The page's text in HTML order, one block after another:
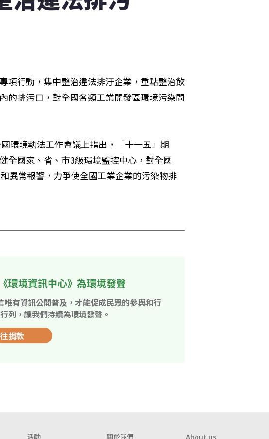
項行動，集中整治違法排汙企業，重點整治飲
的排污口，對全國各類工業開發區環境污染問
環境執法工作會議上指出，「十一五」期
全國家、省、市3級環境監控中心，對全國
異常報警，力爭使全國工業企業的污染物排
環境資訊中心》為環境發聲
唯有資訊公開普及，才能促成民眾的參與和行
列，讓我們持續為環境發聲。
捐款
活動 關於我們 About us